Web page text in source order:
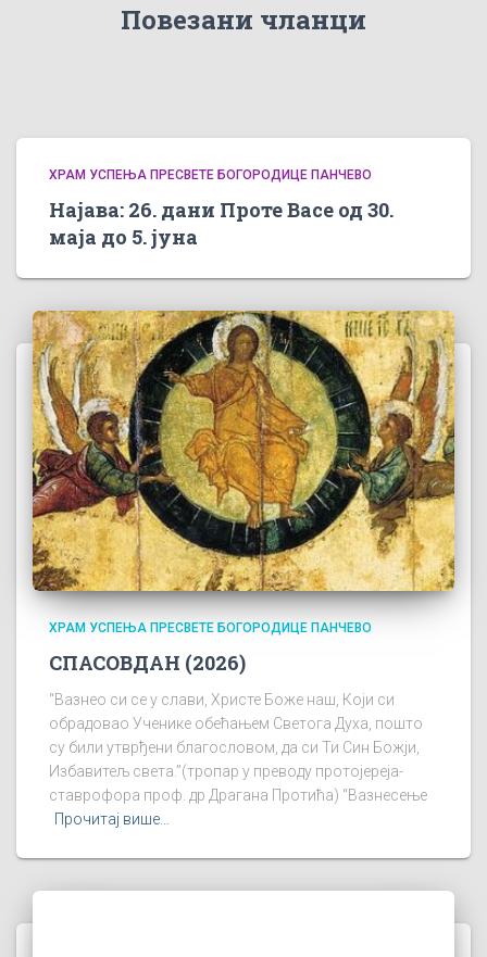
Повезани чланци
ХРАМ УСПЕЊА ПРЕСВЕТЕ БОГОРОДИЦЕ ПАНЧЕВО
Најава: 26. дани Проте Васе од 30.
маја до 5. јуна
ХРАМ УСПЕЊА ПРЕСВЕТЕ БОГОРОДИЦЕ ПАНЧЕВО
СПАСОВДАН (2026)
“Вазнео си се у слави, Христе Боже наш, Који си
обрадовао Ученике обећањем Светога Духа, пошто
су били утврђени благословом, да си Ти Син Божји,
Избавитељ света.”(тропар у преводу протојереја-
ставрофора проф. др Драгана Протића) “Вазнесење
Прочитај више…